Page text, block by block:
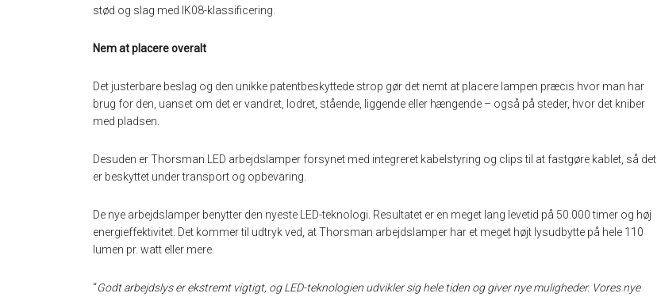
stød og slag med IK08-klassificering.
Nem at placere overalt
Det justerbare beslag og den unikke patentbeskyttede strop gør det nemt at placere lampen præcis hvor man har
brug for den, uanset om det er vandret, lodret, stående, liggende eller hængende – også på steder, hvor det kniber
med pladsen.
Desuden er Thorsman LED arbejdslamper forsynet med integreret kabelstyring og clips til at fastgøre kablet, så det
er beskyttet under transport og opbevaring.
De nye arbejdslamper benytter den nyeste LED-teknologi. Resultatet er en meget lang levetid på 50.000 timer og høj
energieffektivitet. Det kommer til udtryk ved, at Thorsman arbejdslamper har et meget højt lysudbytte på hele 110
lumen pr. watt eller mere.
“Godt arbejdslys er ekstremt vigtigt, og LED-teknologien udvikler sig hele tiden og giver nye muligheder. Vores nye